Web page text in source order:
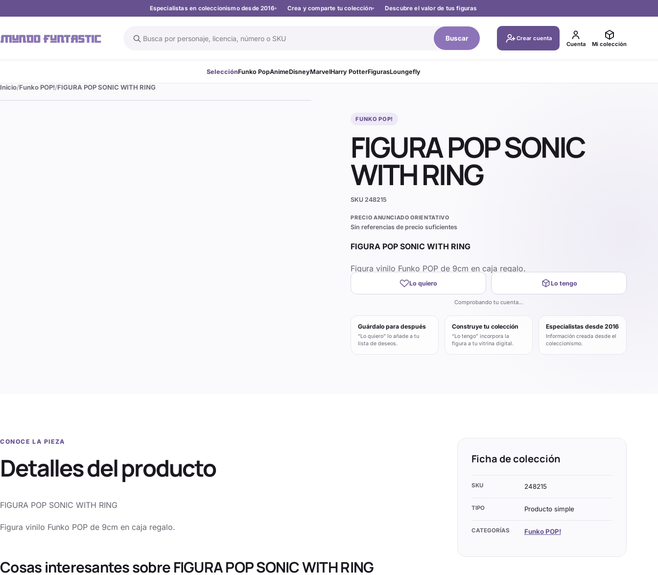
Especialistas en coleccionismo desde 2016 Crea y comparte tu colección Descubre el valor de tus figuras
Buscar en el catálogo Buscar
Crear cuenta
Cuenta
Mi colección
SelecciónFunko PopAnimeDisneyMarvelHarry PotterFigurasLoungefly
Inicio Funko POP! FIGURA POP SONIC WITH RING
FUNKO POP!
FIGURA POP SONIC
WITH RING
SKU248215
PRECIO ANUNCIADO ORIENTATIVO
Sin referencias de precio suficientes
FIGURA POP SONIC WITH RING
Figura vinilo Funko POP de 9cm en caja regalo.
Lo quiero Lo tengo
Comprobando tu cuenta…
Guárdalo para después
“Lo quiero” lo añade a tu
lista de deseos.
Construye tu colección
“Lo tengo” incorpora la
figura a tu vitrina digital.
Especialistas desde 2016
Información creada desde el
coleccionismo.
CONOCE LA PIEZA
Detalles del producto
FIGURA POP SONIC WITH RING
Figura vinilo Funko POP de 9cm en caja regalo.
Cosas interesantes sobre FIGURA POP SONIC WITH RING
Ficha de colección
SKU 248215
TIPO Producto simple
CATEGORÍAS Funko POP!